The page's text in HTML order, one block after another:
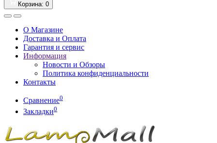
Корзина: 0
О Магазине
Доставка и Оплата
Гарантия и сервис
Информация
Новости и Обзоры
Политика конфиденциальности
Контакты
Сравнение0
Закладки0